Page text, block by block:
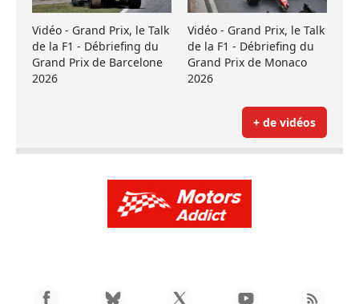
Vidéo - Grand Prix, le Talk
de la F1 - Débriefing du
Grand Prix de Barcelone
2026
Vidéo - Grand Prix, le Talk
de la F1 - Débriefing du
Grand Prix de Monaco
2026
+ de vidéos